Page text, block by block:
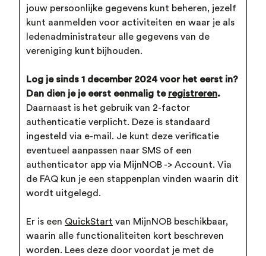
jouw persoonlijke gegevens kunt beheren, jezelf
kunt aanmelden voor activiteiten en waar je als
ledenadministrateur alle gegevens van de
vereniging kunt bijhouden.
Log je sinds 1 december 2024 voor het eerst in?
Dan dien je je eerst eenmalig te registreren.
Daarnaast is het gebruik van 2-factor
authenticatie verplicht. Deze is standaard
ingesteld via e-mail. Je kunt deze verificatie
eventueel aanpassen naar SMS of een
authenticator app via MijnNOB -> Account. Via
de FAQ kun je een stappenplan vinden waarin dit
wordt uitgelegd.
Er is een QuickStart van MijnNOB beschikbaar,
waarin alle functionaliteiten kort beschreven
worden. Lees deze door voordat je met de